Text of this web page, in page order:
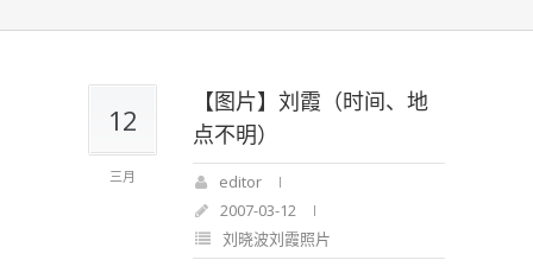
12
三月
【图片】刘霞（时间、地
点不明）
editor
2007-03-12
刘晓波刘霞照片